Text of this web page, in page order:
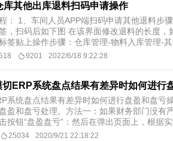
库其他出库退料扫码申请操作
： 1、车间人员APP端扫码申请其他退料步
，扫码后如下图 在该界面修改退料的长度
签贴上操作步骤：仓库管理-物料入库管理-
9201 2022/6/18 9:22:28
切ERP系统盘点结果有差异时如何进行
系统盘点结果有差异时如何进行盘盈和盘
盈和盘亏处理。方法一：如果财务部门没有
按钮“盘盈盘亏”：然后在弹出页面上，根据
25034 2020/9/21 22:18:22